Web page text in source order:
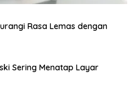
Rasa Lemas dengan
Sering Menatap Layar